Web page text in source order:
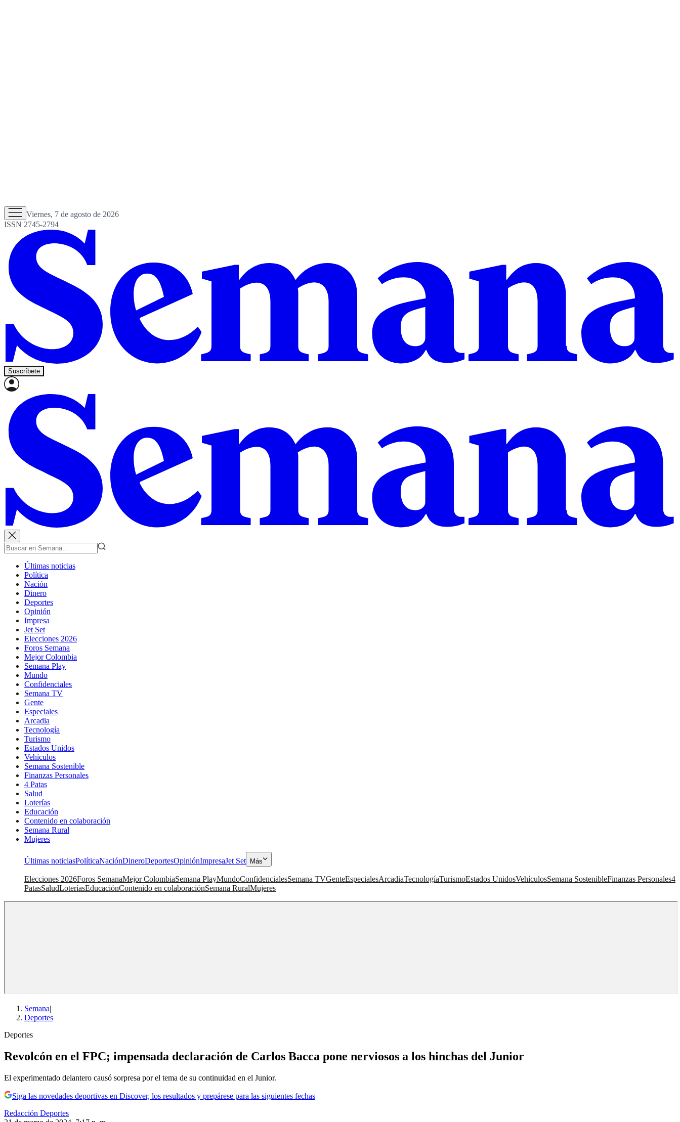
Viernes, 7 de agosto de 2026
ISSN 2745-2794
Suscríbete
Últimas noticias
Política
Nación
Dinero
Deportes
Opinión
Impresa
Jet Set
Elecciones 2026
Foros Semana
Mejor Colombia
Semana Play
Mundo
Confidenciales
Semana TV
Gente
Especiales
Arcadia
Tecnología
Turismo
Estados Unidos
Vehículos
Semana Sostenible
Finanzas Personales
4 Patas
Salud
Loterías
Educación
Contenido en colaboración
Semana Rural
Mujeres
Últimas noticiasPolíticaNaciónDineroDeportesOpiniónImpresaJet Set Más
Elecciones 2026Foros SemanaMejor ColombiaSemana PlayMundoConfidencialesSemana TVGenteEspecialesArcadiaTecnologíaTurismoEstados UnidosVehículosSemana SostenibleFinanzas Personales4
PatasSaludLoteríasEducaciónContenido en colaboraciónSemana RuralMujeres
Semana|
Deportes
Deportes
Revolcón en el FPC; impensada declaración de Carlos Bacca pone nerviosos a los hinchas del Junior
El experimentado delantero causó sorpresa por el tema de su continuidad en el Junior.
Siga las novedades deportivas en Discover, los resultados y prepárese para las siguientes fechas
Redacción Deportes